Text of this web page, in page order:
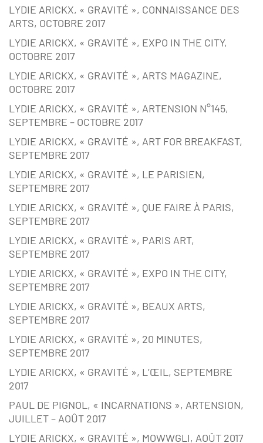
LYDIE ARICKX, « GRAVITÉ », CONNAISSANCE DES
ARTS, OCTOBRE 2017
LYDIE ARICKX, « GRAVITÉ », EXPO IN THE CITY,
OCTOBRE 2017
LYDIE ARICKX, « GRAVITÉ », ARTS MAGAZINE,
OCTOBRE 2017
LYDIE ARICKX, « GRAVITÉ », ARTENSION N°145,
SEPTEMBRE – OCTOBRE 2017
LYDIE ARICKX, « GRAVITÉ », ART FOR BREAKFAST,
SEPTEMBRE 2017
LYDIE ARICKX, « GRAVITÉ », LE PARISIEN,
SEPTEMBRE 2017
LYDIE ARICKX, « GRAVITÉ », QUE FAIRE À PARIS,
SEPTEMBRE 2017
LYDIE ARICKX, « GRAVITÉ », PARIS ART,
SEPTEMBRE 2017
LYDIE ARICKX, « GRAVITÉ », EXPO IN THE CITY,
SEPTEMBRE 2017
LYDIE ARICKX, « GRAVITÉ », BEAUX ARTS,
SEPTEMBRE 2017
LYDIE ARICKX, « GRAVITÉ », 20 MINUTES,
SEPTEMBRE 2017
LYDIE ARICKX, « GRAVITÉ », L’ŒIL, SEPTEMBRE
2017
PAUL DE PIGNOL, « INCARNATIONS », ARTENSION,
JUILLET – AOÛT 2017
LYDIE ARICKX, « GRAVITÉ », MOWWGLI, AOÛT 2017